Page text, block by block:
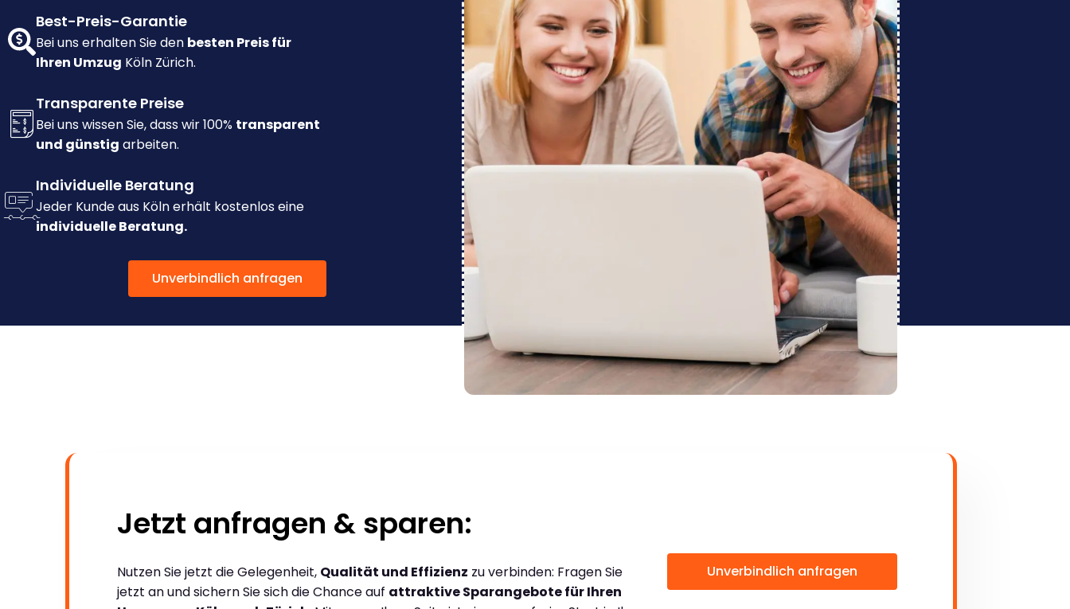
Best-Preis-Garantie
Bei uns erhalten Sie den besten Preis für
Ihren Umzug Köln Zürich.
Transparente Preise
Bei uns wissen Sie, dass wir 100% transparent
und günstig arbeiten.
Individuelle Beratung
Jeder Kunde aus Köln erhält kostenlos eine
individuelle Beratung.
Unverbindlich anfragen
Jetzt anfragen & sparen:
Nutzen Sie jetzt die Gelegenheit, Qualität und Effizienz zu verbinden: Fragen Sie
jetzt an und sichern Sie sich die Chance auf attraktive Sparangebote für Ihren
Unverbindlich anfragen